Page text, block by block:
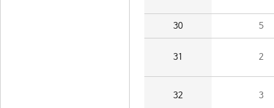
30 5
31 2
32 3